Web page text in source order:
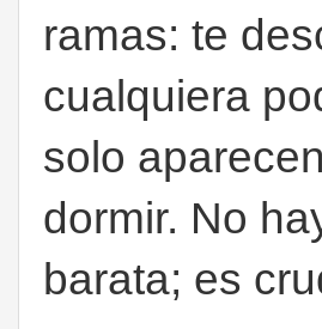
ramas: te
cualquiera
solo
dormir. No
barata; es